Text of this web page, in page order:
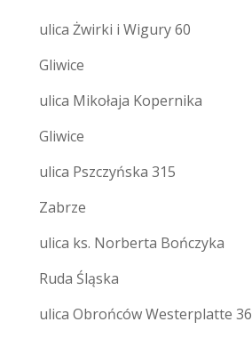
ulica Żwirki i Wigury 60
Gliwice
ulica Mikołaja Kopernika
Gliwice
ulica Pszczyńska 315
Zabrze
ulica ks. Norberta Bończyka
Ruda Śląska
ulica Obrońców Westerplatte 36